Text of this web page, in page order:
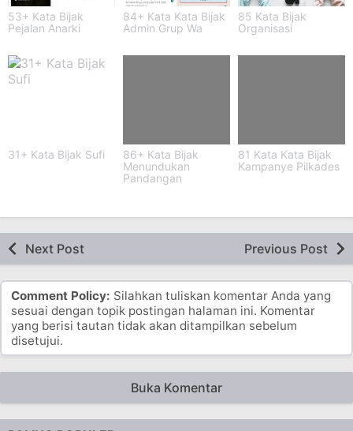
53+ Kata Bijak
Pejalan Anarki
84+ Kata Kata Bijak
Admin Grup Wa
85 Kata Bijak
Organisasi
31+ Kata Bijak Sufi
86+ Kata Bijak
Menundukan
Pandangan
81 Kata Kata Bijak
Kampanye Pilkades
Next Post Previous Post
Comment Policy: Silahkan tuliskan komentar Anda yang
sesuai dengan topik postingan halaman ini. Komentar
yang berisi tautan tidak akan ditampilkan sebelum
disetujui.
Buka Komentar